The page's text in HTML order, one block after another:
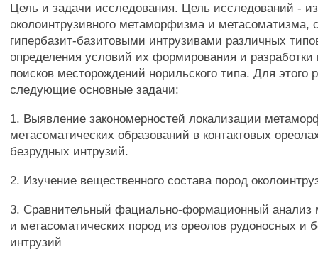
Цель и задачи исследования. Цель исследований -
околоинтрузивного метаморфизма и метасоматизма,
гипербазит-базитовыми интрузивами различных
определения условий их формирования и разработки
поисков месторождений норильского типа. Для этого
следующие основные задачи:
1. Выявление закономерностей локализации
метасоматических образований в контактовых
безрудных интрузий.
2. Изучение вещественного состава пород
3. Сравнительный фациально-формационный анализ
и метасоматических пород из ореолов рудоносных и
интрузий